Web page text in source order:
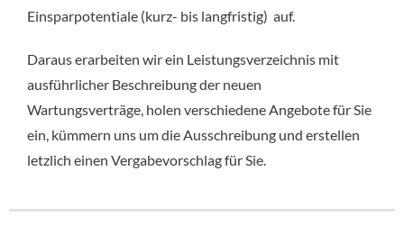
Einsparpotentiale (kurz- bis langfristig) auf.
Daraus erarbeiten wir ein Leistungsverzeichnis mit
ausführlicher Beschreibung der neuen
Wartungsverträge, holen verschiedene Angebote für Sie
ein, kümmern uns um die Ausschreibung und erstellen
letzlich einen Vergabevorschlag für Sie.